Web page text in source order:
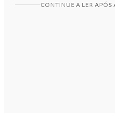
CONTINUE A LER APÓS